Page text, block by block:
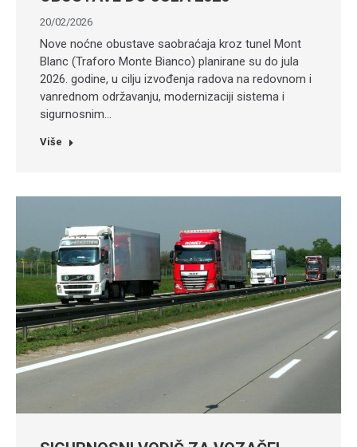
20/02/2026
Nove noćne obustave saobraćaja kroz tunel Mont
Blanc (Traforo Monte Bianco) planirane su do jula
2026. godine, u cilju izvođenja radova na redovnom i
vanrednom održavanju, modernizaciji sistema i
sigurnosnim…
Više